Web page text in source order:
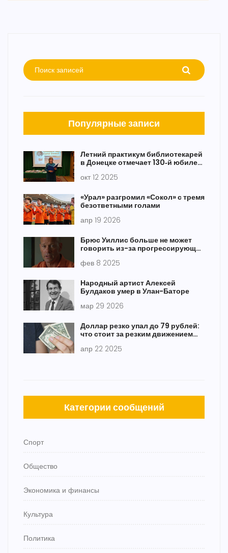
Популярные записи
Летний практикум библиотекарей
в Донецке отмечает 130‑й юбилей
окт 12 2025
«Урал» разгромил «Сокол» с тремя
безответными голами
апр 19 2026
Брюс Уиллис больше не может
говорить из-за прогрессирующей
фев 8 2025
Народный артист Алексей
Булдаков умер в Улан-Баторе
мар 29 2026
Доллар резко упал до 79 рублей:
что стоит за резким движением
апр 22 2025
Категории сообщений
Спорт
Общество
Экономика и финансы
Культура
Политика